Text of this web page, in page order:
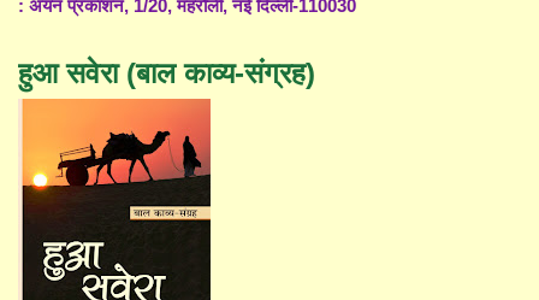
: अयन प्रकाशन, 1/20, महरौली, नई दिल्ली-110030
हुआ सवेरा (बाल काव्य-संग्रह)